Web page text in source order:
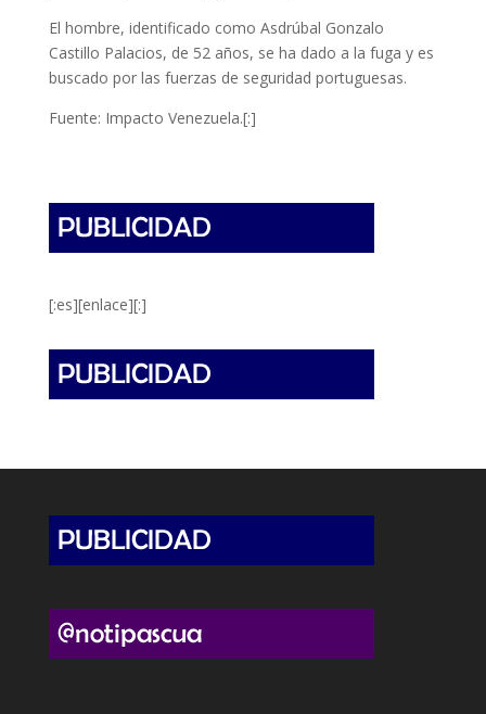
El hombre, identificado como Asdrúbal Gonzalo
Castillo Palacios, de 52 años, se ha dado a la fuga y es
buscado por las fuerzas de seguridad portuguesas.
Fuente: Impacto Venezuela.[:]
[:es][enlace][:]